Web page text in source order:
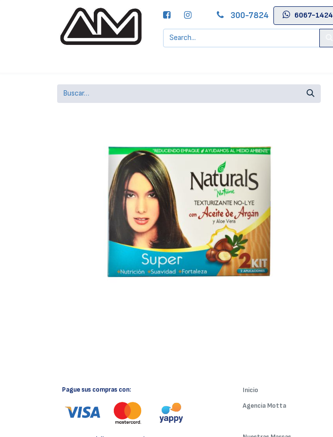
300-7824
6067-1424
Pague sus compras con:
Inicio
Agencia Motta